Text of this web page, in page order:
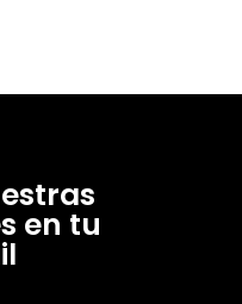
en tu